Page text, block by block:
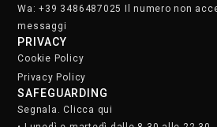
Wa: +39 3486487025 Il numero non
messaggi
PRIVACY
Cookie Policy
Privacy Policy
SAFEGUARDING
Segnala. Clicca qui